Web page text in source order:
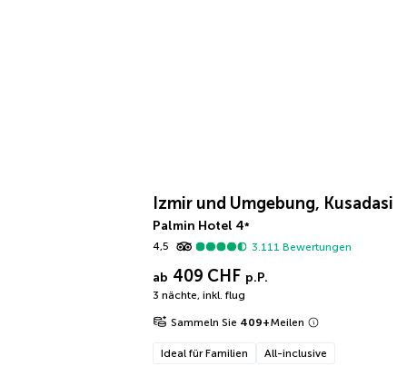
Izmir und Umgebung, Kusadasi
Palmin Hotel 4*
4,5
3.111 Bewertungen
ab 409 CHF p.P.
3 nächte, inkl. flug
Sammeln Sie 409+Meilen
Ideal für Familien All-inclusive